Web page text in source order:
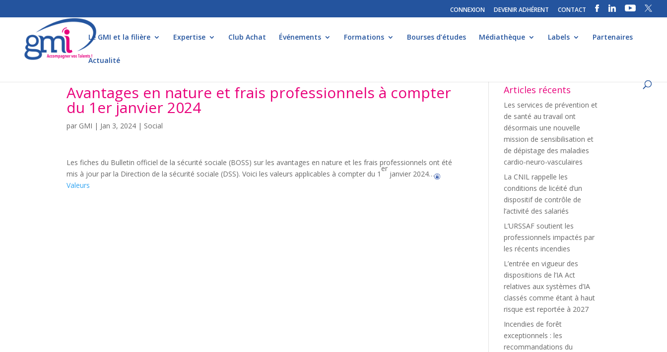
CONNEXION DEVENIR ADHÉRENT CONTACT
Le GMI et la filière Expertise Club Achat Événements Formations Bourses d’études Médiathèque Labels Partenaires
Actualité
Avantages en nature et frais professionnels à compter
du 1er janvier 2024
par GMI | Jan 3, 2024 | Social
Les fiches du Bulletin officiel de la sécurité sociale (BOSS) sur les avantages en nature et les frais professionnels ont été
mis à jour par la Direction de la sécurité sociale (DSS). Voici les valeurs applicables à compter du 1
er
janvier 2024…
Valeurs
Articles récents
Les services de prévention et
de santé au travail ont
désormais une nouvelle
mission de sensibilisation et
de dépistage des maladies
cardio-neuro-vasculaires
La CNIL rappelle les
conditions de licéité d’un
dispositif de contrôle de
l’activité des salariés
L’URSSAF soutient les
professionnels impactés par
les récents incendies
L’entrée en vigueur des
dispositions de l’IA Act
relatives aux systèmes d’IA
classés comme étant à haut
risque est reportée à 2027
Incendies de forêt
exceptionnels : les
recommandations du